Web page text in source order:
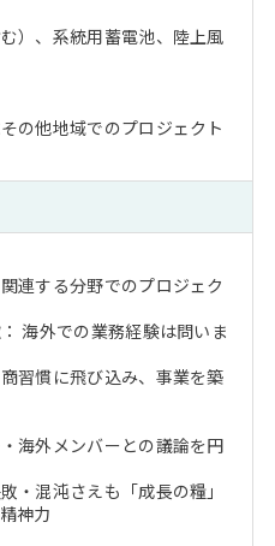
）、系統用蓄電池、陸上風
の他地域でのプロジェクト
連する分野でのプロジェク
海外での業務経験は問いま
習慣に飛び込み、事業を築
海外メンバーとの議論を円
・混沌さえも「成長の糧」
神力